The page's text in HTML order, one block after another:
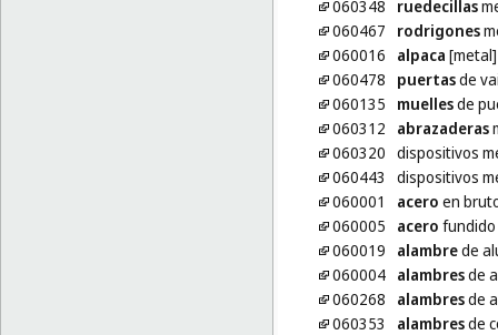
060348
ruedecillas
060467
rodrigones
060016
alpaca [metal]
060478
puertasde
060135
muellesde
060312
abrazaderas
060320 dispositivos
060443
dispositivos
060001
acero en
060005
acero fundido
060019
alambrede
060004 alambresde
060268
alambresde
060353
alambresde